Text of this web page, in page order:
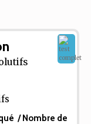
/ Nombre de